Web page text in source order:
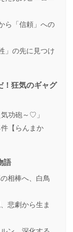
ら「信頼」への
」の先に見つけ
！狂気のギャグ
功砲～♡」
【らんまか
語
相棒へ、白鳥
悲劇から生ま